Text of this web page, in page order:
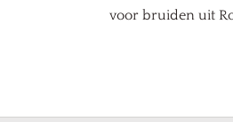
voor bruiden uit